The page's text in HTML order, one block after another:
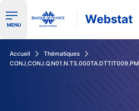
Ouvrir le menu de navigation
MENU Webstat
Accueil
Thématiques
CONJ,CONJ.Q.N01.N.TS.000TA.DTTIT009.PM